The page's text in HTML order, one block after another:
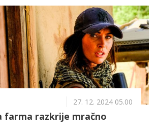
januarja pa se bomo nasmejali ob
šovu Otok hudih tipov:
pa je tudi kup dobrih filmov, ki jih ne
Kot recimo Hiša Gucci z Lady Gago v
klasika Memento in drugi.
27. 12. 2024 05.00
farma razkrije mračno